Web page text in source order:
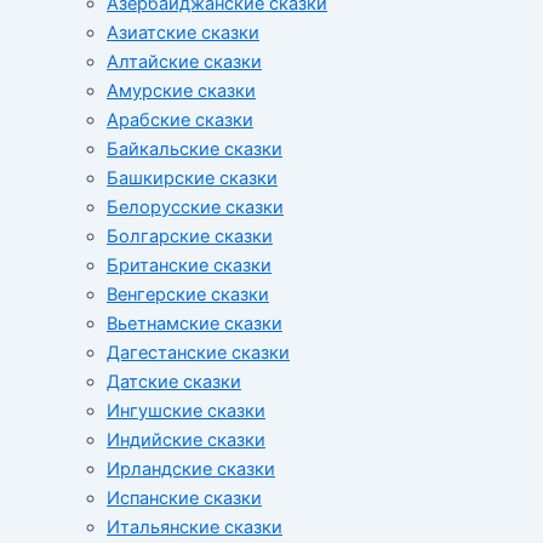
Азиатские сказки
Алтайские сказки
Амурские сказки
Арабские сказки
Байкальские сказки
Башкирские сказки
Белорусские сказки
Болгарские сказки
Британские сказки
Венгерские сказки
Вьетнамские сказки
Дагестанские сказки
Датские сказки
Ингушские сказки
Индийские сказки
Ирландские сказки
Испанские сказки
Итальянские сказки